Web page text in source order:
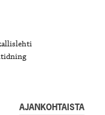
AJANKOHTAISTA